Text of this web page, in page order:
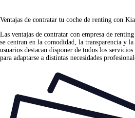
Ventajas de contratar tu coche de renting con
Las ventajas de contratar con empresa de renting
se centran en la comodidad, la transparencia y
usuarios destacan disponer de todos los
para adaptarse a distintas necesidades